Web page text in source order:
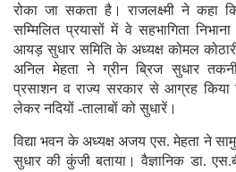
रोका जा सकता है। राजलक्ष्मी ने
सम्मिलित प्रयासों में वे सहभागिता
आयड़ सुधार समिति के अध्यक्ष कोमल
अनिल मेहता ने ग्रीन ब्रिज सुधार
प्रसाशन व राज्य सरकार से आग्रह किया
लेकर नदियों -तालाबों को सुधारें।
विद्या भवन के अध्यक्ष अजय एस. मेहता ने
सुधार की कुंजी बताया। वैज्ञानिक डा.